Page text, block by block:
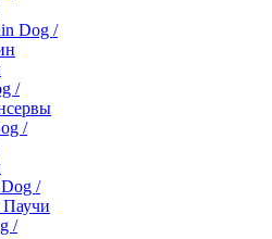
Dog /
/
/
/
Паучи
/